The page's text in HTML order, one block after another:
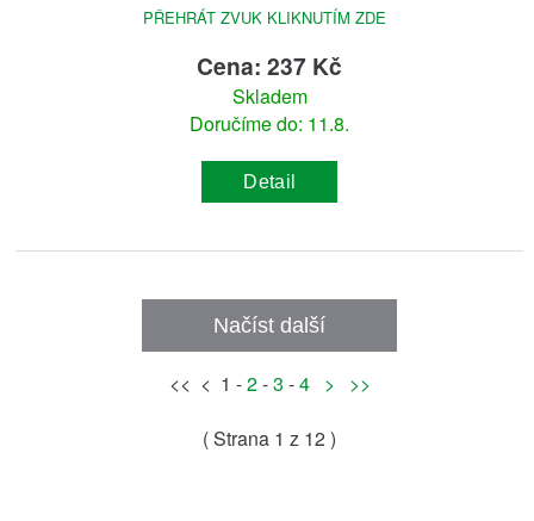
PŘEHRÁT ZVUK KLIKNUTÍM ZDE
Cena: 237 Kč
Skladem
Doručíme do: 11.8.
Detail
Načíst další
<< < 1 -2-3 -4 >
>>
( Strana 1 z 12 )